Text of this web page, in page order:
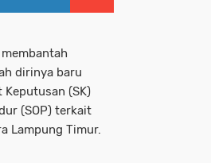
membantah
dirinya baru
(SK)
(SOP) terkait
Lampung Timur.